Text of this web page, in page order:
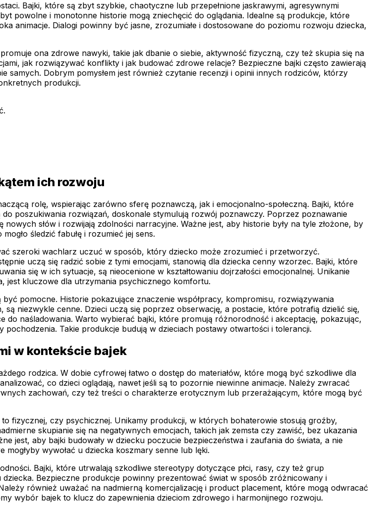
Bajki, które są zbyt szybkie, chaotyczne lub przepełnione jaskrawymi, agresywnymi
powolne i monotonne historie mogą zniechęcić do oglądania. Idealne są produkcje, które
animacje. Dialogi powinny być jasne, zrozumiałe i dostosowane do poziomu rozwoju dziecka,
ona zdrowe nawyki, takie jak dbanie o siebie, aktywność fizyczną, czy też skupia się na
jak rozwiązywać konflikty i jak budować zdrowe relacje? Bezpieczne bajki często zawierają
samych. Dobrym pomysłem jest również czytanie recenzji i opinii innych rodziców, którzy
produkcji.
ich rozwoju
rolę, wspierając zarówno sferę poznawczą, jak i emocjonalno-społeczną. Bajki, które
poszukiwania rozwiązań, doskonale stymulują rozwój poznawczy. Poprzez poznawanie
słów i rozwijają zdolności narracyjne. Ważne jest, aby historie były na tyle złożone, by
śledzić fabułę i rozumieć jej sens.
szeroki wachlarz uczuć w sposób, który dziecko może zrozumieć i przetworzyć.
uczą się radzić sobie z tymi emocjami, stanowią dla dziecka cenny wzorzec. Bajki, które
się w ich sytuacje, są nieocenione w kształtowaniu dojrzałości emocjonalnej. Unikanie
jest kluczowe dla utrzymania psychicznego komfortu.
pomocne. Historie pokazujące znaczenie współpracy, kompromisu, rozwiązywania
niezwykle cenne. Dzieci uczą się poprzez obserwację, a postacie, które potrafią dzielić się,
naśladowania. Warto wybierać bajki, które promują różnorodność i akceptację, pokazując,
Takie produkcje budują w dzieciach postawy otwartości i tolerancji.
w kontekście bajek
rodzica. W dobie cyfrowej łatwo o dostęp do materiałów, które mogą być szkodliwe dla
co dzieci oglądają, nawet jeśli są to pozornie niewinne animacje. Należy zwracać
zachowań, czy też treści o charakterze erotycznym lub przerażającym, które mogą być
fizycznej, czy psychicznej. Unikamy produkcji, w których bohaterowie stosują groźby,
skupianie się na negatywnych emocjach, takich jak zemsta czy zawiść, bez ukazania
jest, aby bajki budowały w dziecku poczucie bezpieczeństwa i zaufania do świata, a nie
wywołać u dziecka koszmary senne lub lęki.
Bajki, które utrwalają szkodliwe stereotypy dotyczące płci, rasy, czy też grup
dziecka. Bezpieczne produkcje powinny prezentować świat w sposób zróżnicowany i
również uważać na nadmierną komercjalizację i product placement, które mogą odwracać
wybór bajek to klucz do zapewnienia dzieciom zdrowego i harmonijnego rozwoju.